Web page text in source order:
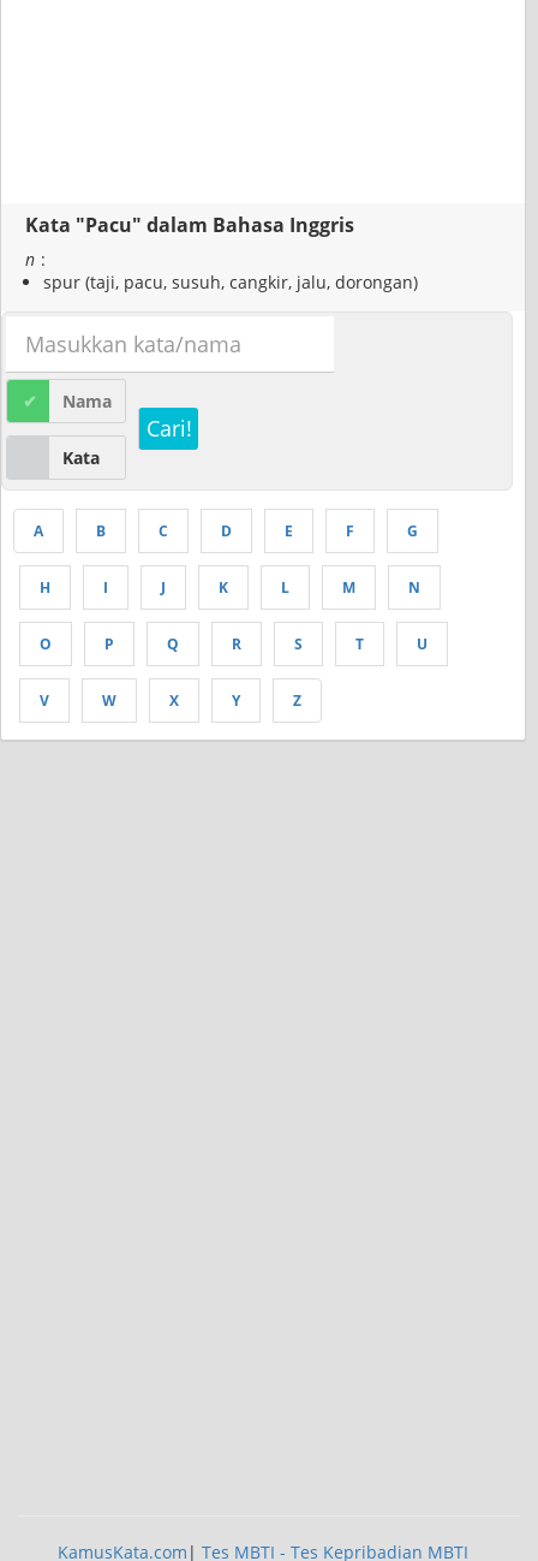
Kata "Pacu" dalam Bahasa Inggris
n :
spur (taji, pacu, susuh, cangkir, jalu, dorongan)
Nama
Kata
Cari!
A B C D E F G
H I J K L M N
O P Q R S T U
V W X Y Z
KamusKata.com | Tes MBTI - Tes Kepribadian MBTI